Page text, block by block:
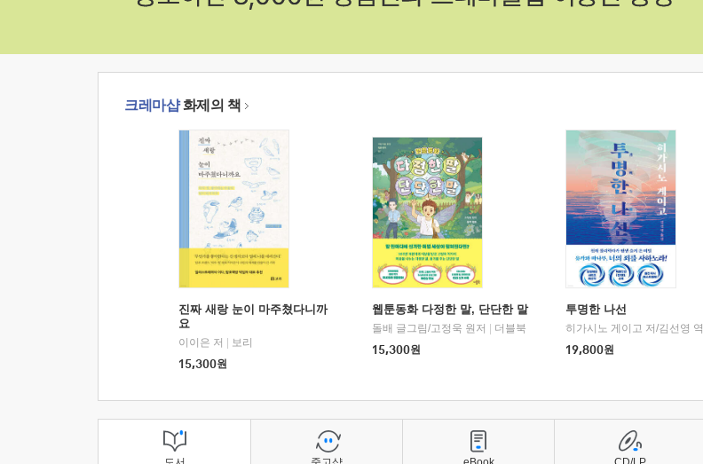
크레마샵화제의 책
진짜 새랑 눈이 마주쳤다니까
요
이이은 저
보리
15,300원
웹툰동화 다정한 말, 단단한 말
돌배 글그림/고정욱 원저
더블북
15,300원
투명한 나선
히가시노 게이고 저/김선영 역
19,800원